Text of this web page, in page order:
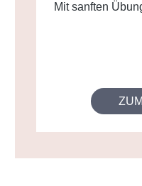
Mit sanften